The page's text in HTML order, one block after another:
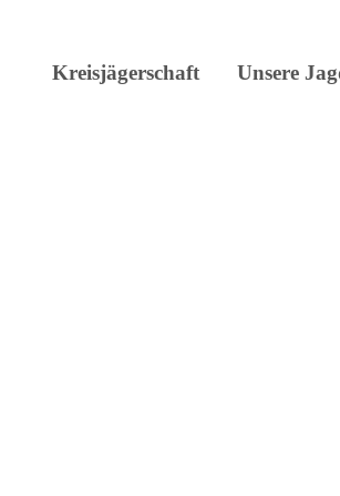
Kreisjägerschaft Unsere